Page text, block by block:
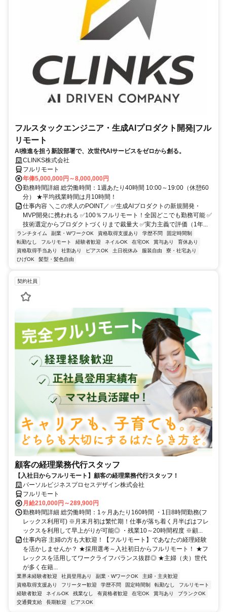
フルスタックエンジニア・生成AIプロダクト開発|フル
リモート
AI推進を担う新設部署で、次世代AIサービスをゼロから創る。
CLINKS株式会社
フルリモート
年俸5,000,000円～8,000,000円
勤務時間詳細 総労働時間：1週あたり40時間 10:00～19:00（休憩60
分） ★平均残業時間は月10時間！
仕事内容 ＼この求人のPOINT／ ✅生成AIプロダクトの新規開発・
MVP開発に携われる ✅100％フルリモート！全国どこでも勤務可能 ✅
技術選定からプロダクトづくりまで裁量大 ✅実力主義で評価（1年...
ランチタイム 副業・WワークOK 資格取得支援あり 学歴不問
固定時間制
転勤なし
フルリモート 経験者歓迎 ネイルOK 在宅OK 賞与あり
育休あり
資格取得手当あり
社割あり ピアスOK 土日祝休み 服装自由
寮・社宅あり
ひげOK
髪型・髪色自由
契約社員
顧客の経理業務代行スタッフ
【入社日からフルリモート】顧客の経理業務代行スタッフ！
パーソルビジネスプロセスデザイン株式会社
フルリモート
月給210,000円～289,900円
勤務時間詳細 総労働時間：1ヶ月あたり160時間 ・1日8時間勤務(フ
レックス利用可) ※月末月初は繁忙期！仕事が落ち着く月半ばはフレ
ックスを利用して早上がりが可能◎ ・残業10～20時間程度 ※顧...
仕事内容 主婦の方も大歓迎！【フルリモート】であなたの経理経験
を活かしませんか？ ★採用選考～入社初日からフルリモート！ ★フ
レックスを活用してワークライフバランス抜群◎ ★主婦（夫）世代
が多く在籍...
業界未経験者歓迎 社員登用あり 副業・WワークOK
主婦・主夫歓迎
資格取得支援あり
フリーター歓迎 学歴不問 固定時間制 転勤なし
フルリモート
経験者歓迎
ネイルOK 残業なし 有資格者歓迎 在宅OK 賞与あり
ブランクOK
交通費支給
長期歓迎 ピアスOK